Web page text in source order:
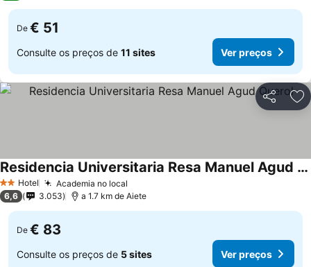
De € 51
Consulte os preços de 11 sites Ver preços
Partilhar
2 Estrelas
Hotel Academia no local
Residencia Universitaria Resa Manuel Agud Querol
Ver preços
6,6 3.053 a 1.7 km de Aiete
De € 83
Consulte os preços de 5 sites Ver preços